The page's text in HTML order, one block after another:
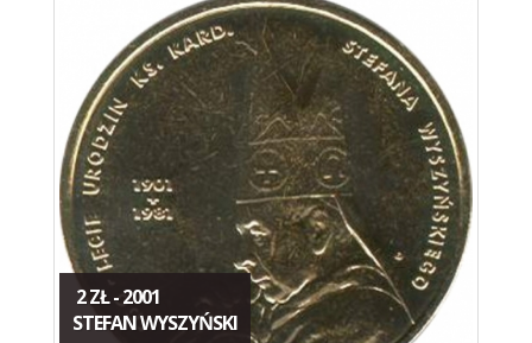
2 ZŁ - 2001
STEFAN WYSZYŃSKI